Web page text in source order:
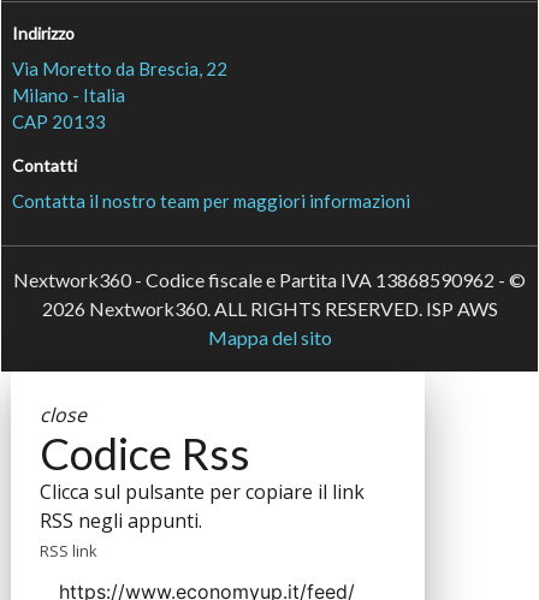
Indirizzo
Via Moretto da Brescia, 22
Milano - Italia
CAP 20133
Contatti
Contatta il nostro team per maggiori informazioni
Nextwork360 - Codice fiscale e Partita IVA 13868590962 - ©
2026 Nextwork360. ALL RIGHTS RESERVED. ISP AWS
Mappa del sito
close
Codice Rss
Clicca sul pulsante per copiare il link
RSS negli appunti.
RSS link